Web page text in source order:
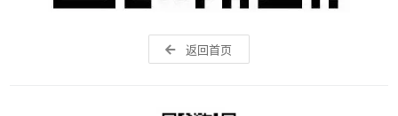
返回首页